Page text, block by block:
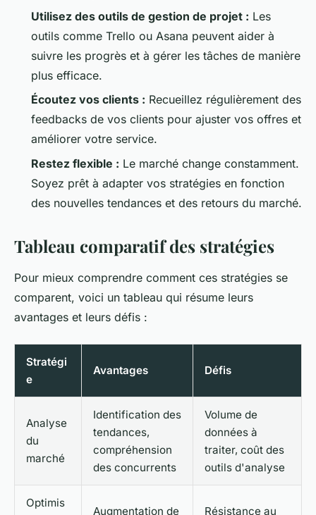
Utilisez des outils de gestion de projet : Les
outils comme Trello ou Asana peuvent aider à
suivre les progrès et à gérer les tâches de manière
plus efficace.
Écoutez vos clients : Recueillez régulièrement des
feedbacks de vos clients pour ajuster vos offres et
améliorer votre service.
Restez flexible : Le marché change constamment.
Soyez prêt à adapter vos stratégies en fonction
des nouvelles tendances et des retours du marché.
Tableau comparatif des stratégies
Pour mieux comprendre comment ces stratégies se
comparent, voici un tableau qui résume leurs
avantages et leurs défis :
Stratégi
e
Avantages Défis
Analyse
du
marché
Identification des
tendances,
compréhension
des concurrents
Volume de
données à
traiter, coût des
outils d'analyse
Optimis
Augmentation de Résistance au